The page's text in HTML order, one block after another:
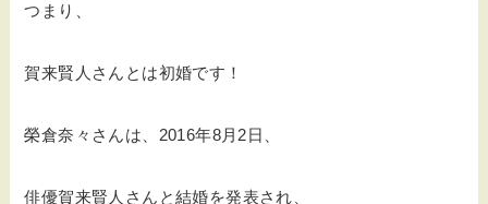
つまり、
賀来賢人さんとは初婚です！
榮倉奈々さんは、2016年8月2日、
俳優賀来賢人さんと結婚を発表され、